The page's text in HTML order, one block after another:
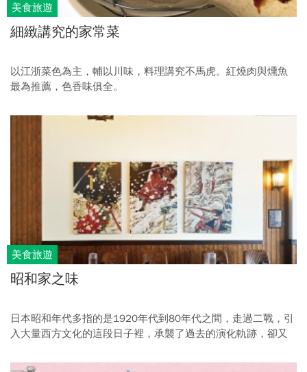
美食旅遊
細緻講究的家常菜
以江浙菜色為主，輔以川味，料理講究不馬虎。紅燒肉與燻魚
最為推薦，色香味俱全。
美食旅遊
昭和家之味
日本昭和年代多指的是1920年代到80年代之間，走過二戰，引
入大量西方文化的這段日子裡，承襲了過去的演化軌跡，卻又
裡陪伴著人們生活成長，年號已來到令和，昭和或許顯得老